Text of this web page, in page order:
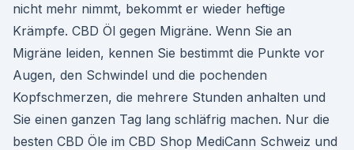
nicht mehr nimmt, bekommt er wieder heftige
Krämpfe. CBD Öl gegen Migräne. Wenn Sie an
Migräne leiden, kennen Sie bestimmt die Punkte vor
Augen, den Schwindel und die pochenden
Kopfschmerzen, die mehrere Stunden anhalten und
Sie einen ganzen Tag lang schläfrig machen. Nur die
besten CBD Öle im CBD Shop MediCann Schweiz und